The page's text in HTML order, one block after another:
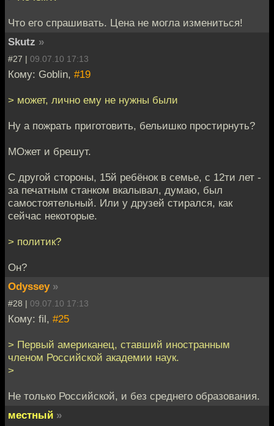
Что его спрашивать. Цена не могла измениться!
Skutz »
#27 | 09.07.10 17:13
Кому: Goblin, #19
> может, лично ему не нужны были
Ну а пожрать приготовить, бельишко простирнуть?
МОжет и брешут.
С другой стороны, 15й ребёнок в семье, с 12ти лет -
за печатным станком вкалывал, думаю, был
самостоятельный. Или у друзей стирался, как
сейчас некоторые.
> политик?
Он?
Odyssey »
#28 | 09.07.10 17:13
Кому: fil, #25
> Первый американец, ставший иностранным
членом Российской академии наук.
>
Не только Российской, и без среднего образования.
местный »